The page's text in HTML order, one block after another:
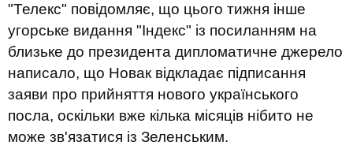
"Телекс" повідомляє, що цього тижня інше
угорське видання "Індекс" із посиланням на
близьке до президента дипломатичне джерело
написало, що Новак відкладає підписання
заяви про прийняття нового українського
посла, оскільки вже кілька місяців нібито не
може зв'язатися із Зеленським.